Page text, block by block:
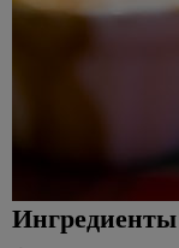
Ингредиенты